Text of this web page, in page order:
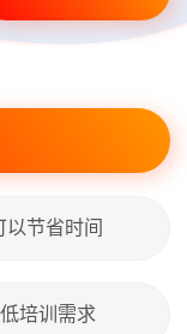
节省时间
培训需求